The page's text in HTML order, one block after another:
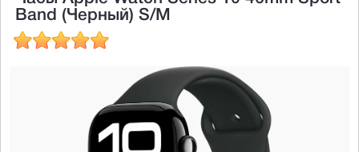
Band (Черный) S/M